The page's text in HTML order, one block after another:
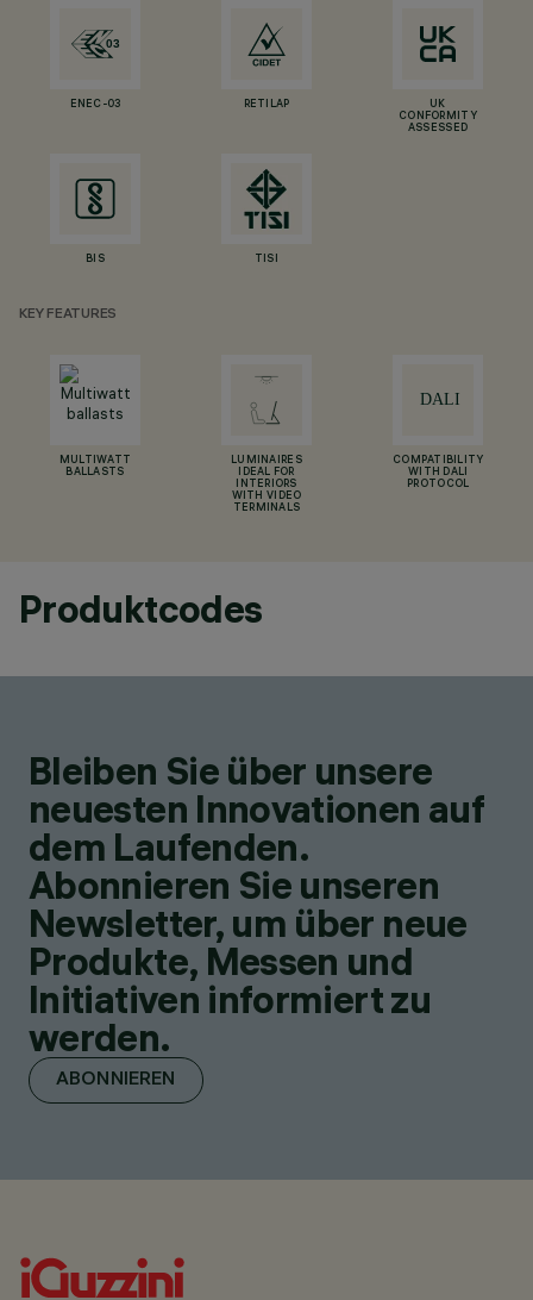
ENEC-03 RETILAP
UK
CONFORMITY
ASSESSED
BIS TISI
KEY FEATURES
MULTIWATT
BALLASTS
LUMINAIRES
IDEAL FOR
INTERIORS
WITH VIDEO
TERMINALS
COMPATIBILITY
WITH DALI
PROTOCOL
Produktcodes
Bleiben Sie über unsere
neuesten Innovationen auf
dem Laufenden.
Abonnieren Sie unseren
Newsletter, um über neue
Produkte, Messen und
Initiativen informiert zu
werden.
ABONNIEREN